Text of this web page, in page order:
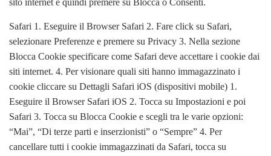
sito internet e quindi premere su Blocca o Consenti.
Safari 1. Eseguire il Browser Safari 2. Fare click su Safari,
selezionare Preferenze e premere su Privacy 3. Nella sezione
Blocca Cookie specificare come Safari deve accettare i cookie dai
siti internet. 4. Per visionare quali siti hanno immagazzinato i
cookie cliccare su Dettagli Safari iOS (dispositivi mobile) 1.
Eseguire il Browser Safari iOS 2. Tocca su Impostazioni e poi
Safari 3. Tocca su Blocca Cookie e scegli tra le varie opzioni:
“Mai”, “Di terze parti e inserzionisti” o “Sempre” 4. Per
cancellare tutti i cookie immagazzinati da Safari, tocca su